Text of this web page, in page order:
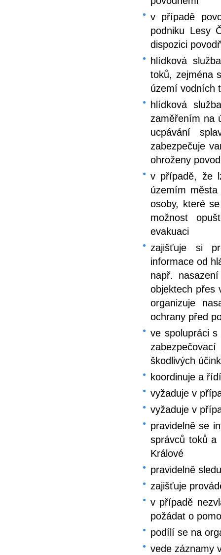
v případě
podniku Lesy
dispozici
hlídková
toků, zejména
území vodních
hlídková
zaměřením na
ucpávání
zabezpečuje
ohroženy
v případě, že
územím
osoby, které
možnost
evakuaci
zajišťuje si
informace od
např.
objektech přes
organizuje
ochrany před
ve spolupráci
škodlivých
koordinuje a
vyžaduje v
vyžaduje v
pravidelně se
správců toků a
Králové
pravidelně
zajišťuje
v případě
požádat o
podílí se na
vede záznamy